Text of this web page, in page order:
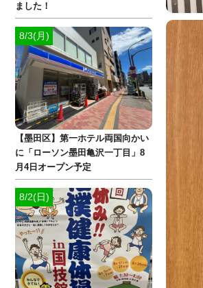
ました！
8/3(月)
【墨田区】第一ホテル両国向かい
に「ローソン墨田亀沢一丁目」8
月4日オープン予定
8/2(日)